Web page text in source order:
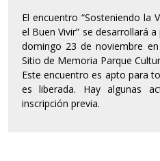
El encuentro “Sosteniendo la
el Buen Vivir” se desarrollará
domingo 23 de noviembre
Sitio de Memoria Parque
Este encuentro es apto para
es liberada. Hay algunas
inscripción previa.